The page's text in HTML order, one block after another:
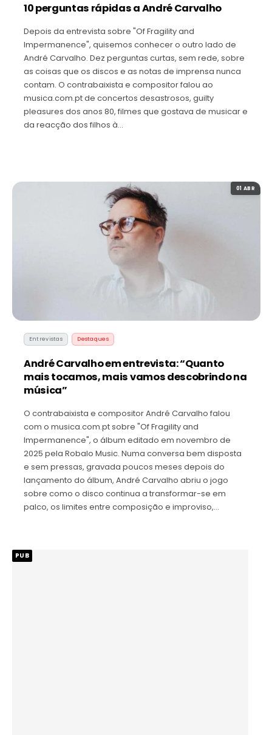
10 perguntas rápidas a André Carvalho
Depois da entrevista sobre "Of Fragility and
Impermanence", quisemos conhecer o outro lado de
André Carvalho. Dez perguntas curtas, sem rede, sobre
as coisas que os discos e as notas de imprensa nunca
contam. O contrabaixista e compositor falou ao
musica.com.pt de concertos desastrosos, guilty
pleasures dos anos 80, filmes que gostava de musicar e
da reacção dos filhos à…
01 ABR
Entrevistas Destaques
André Carvalho em entrevista: “Quanto
mais tocamos, mais vamos descobrindo na
música”
O contrabaixista e compositor André Carvalho falou
com o musica.com.pt sobre "Of Fragility and
Impermanence", o álbum editado em novembro de
2025 pela Robalo Music. Numa conversa bem disposta
e sem pressas, gravada poucos meses depois do
lançamento do álbum, André Carvalho abriu o jogo
sobre como o disco continua a transformar-se em
palco, os limites entre composição e improviso,…
PUB